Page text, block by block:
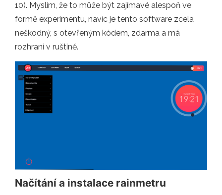
10). Myslím, že to může být zajímavé alespoň ve
formě experimentu, navíc je tento software zcela
neškodný, s otevřeným kódem, zdarma a má
rozhraní v ruštině.
Načítání a instalace rainmetru